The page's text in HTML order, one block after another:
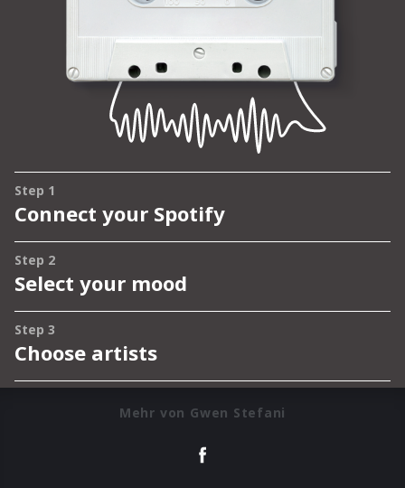
Mehr von Gwen Stefani